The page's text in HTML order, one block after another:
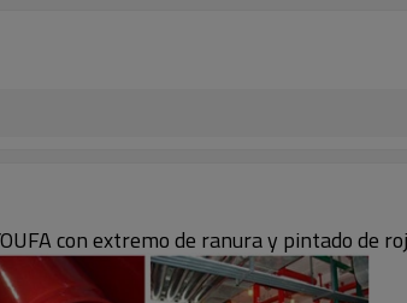
con extremo de ranura y pintado de